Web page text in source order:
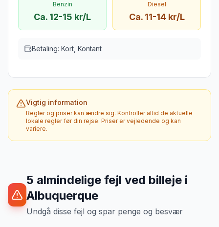
Benzin
Ca. 12-15 kr/L
Diesel
Ca. 11-14 kr/L
Betaling: Kort, Kontant
Vigtig information
Regler og priser kan ændre sig. Kontroller altid de aktuelle
lokale regler før din rejse. Priser er vejledende og kan
variere.
5 almindelige fejl ved billeje i
Albuquerque
Undgå disse fejl og spar penge og besvær